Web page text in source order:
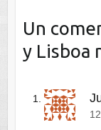
Un
y Lisboa